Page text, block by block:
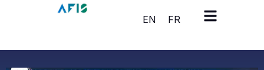
Cookies management panel
EN
FR